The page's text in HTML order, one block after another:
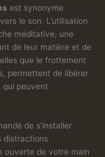
est synonyme
le son. L’utilisation
méditative, une
de leur matière et de
que le frottement
permettent de libérer
qui peuvent
de s’installer
distractions
ouverte de votre main